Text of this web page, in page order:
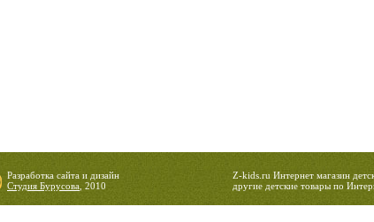
Разработка сайта и дизайн
Студия Бурусова , 2010
Z-kids.ru Интернет магазин
другие детские товары по